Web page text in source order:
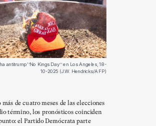
antitrump ‘’No Kings Day’’ en Los Angeles, 18-
10-2025 (J.W. Hendricks/AFP)
más de cuatro meses de las elecciones
término, los pronósticos coinciden
el Partido Demócrata parte